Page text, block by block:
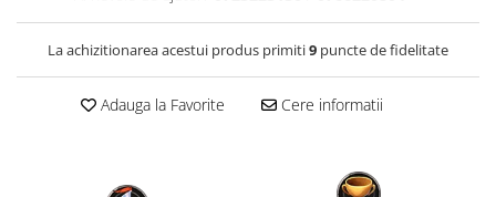
La achizitionarea acestui produs primiti9 puncte de fidelitate
Adauga la Favorite Cere informatii